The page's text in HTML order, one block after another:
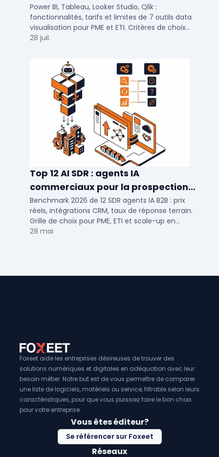
Studio, Tableau vs Power BI et
autres
Power BI, Tableau, Looker Studio, Qlik :
fonctionnalités, tarifs et limites de 7 outils data
visualisation pour PME et ETI. Critères de choix
selon votre SI et vos cas d'usage.
28 juil.
Top 12 AI SDR : agents IA
commerciaux pour la prospection
2026
Benchmark 2026 de 12 SDR agents IA B2B : prix
réels, intégrations CRM, taux de réponse terrain.
Grille de choix pour PME, ETI et scale-up en
prospection automatisée.
28 mai
Foxeet aide les entreprises désireuses de trouver des
solutions numériques et digitales en adéquation avec leur
besoin métier. Notre but est de vous permettre de comparer
une liste de logiciels, matériels ou service, filtrable selon leurs
caractéristiques, pour que vous puissiez faire le bon choix
pour votre entreprise.
Vous êtes éditeur?
Se référencer sur Foxeet
Réseaux